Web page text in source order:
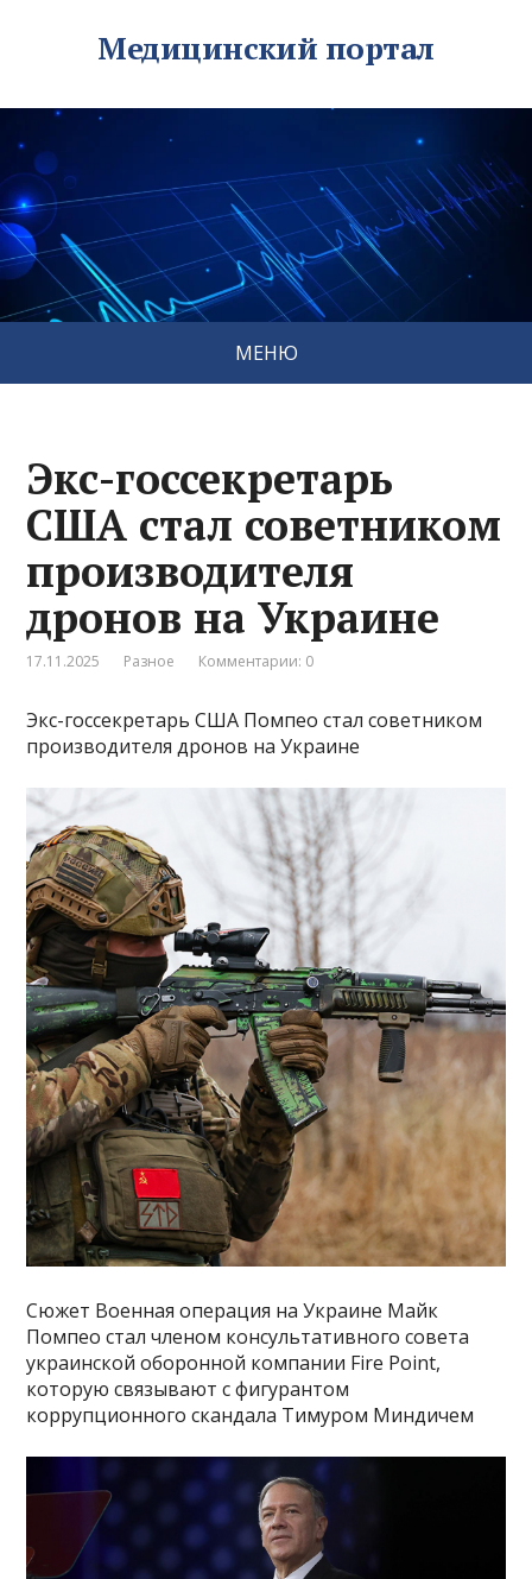
Медицинский портал
МЕНЮ
Экс-госсекретарь
США стал советником
производителя
дронов на Украине
17.11.2025 Разное Комментарии: 0
Экс-госсекретарь США Помпео стал советником
производителя дронов на Украине
Сюжет Военная операция на Украине Майк
Помпео стал членом консультативного совета
украинской оборонной компании Fire Point,
которую связывают с фигурантом
коррупционного скандала Тимуром Миндичем